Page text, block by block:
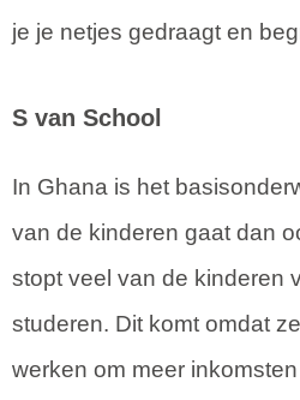
je je netjes gedraagt en
S van School
In Ghana is het
van de kinderen gaat dan
stopt veel van de kinderen
studeren. Dit komt omdat
werken om meer